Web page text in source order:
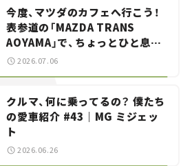
今度、マツダのカフェへ行こう！
表参道の「MAZDA TRANS
AOYAMA」で、ちょっとひと息。
——連載｜CCGとクルマでどうす
2026.07.06
クルマ、何に乗ってるの？ 僕たち
の愛車紹介 #43｜MG ミジェッ
ト
2026.06.26